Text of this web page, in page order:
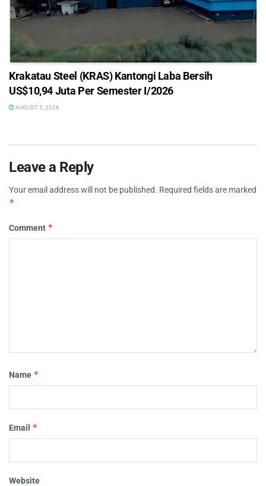
Krakatau Steel (KRAS) Kantongi Laba Bersih
US$10,94 Juta Per Semester I/2026
AUGUST 5, 2026
Leave a Reply
Your email address will not be published. Required fields are marked
*
Comment *
Name *
Email *
Website